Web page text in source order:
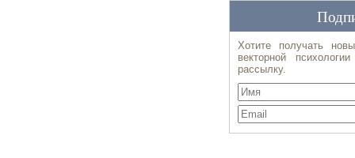
Хотите получать
векторной
рассылку.